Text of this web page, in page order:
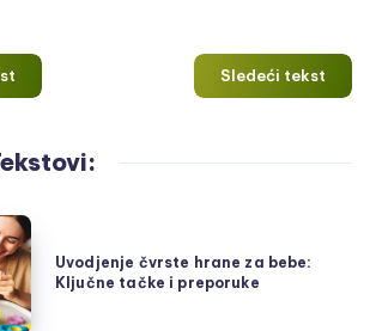
Sledeći tekst
Uvodjenje čvrste hrane za bebe:
Ključne tačke i preporuke